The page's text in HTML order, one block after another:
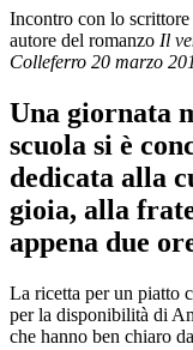
Incontro con lo
autore del romanzo Il
Colleferro 20 marzo
Una giornata
scuola si è
dedicata alla
gioia, alla
appena due
La ricetta per un piatto
per la disponibilità di
che hanno ben chiaro